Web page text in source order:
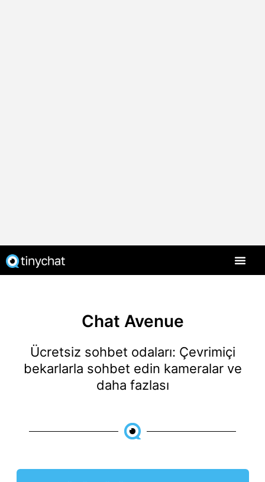
Chat Avenue
Ücretsiz sohbet odaları: Çevrimiçi
bekarlarla sohbet edin kameralar ve
daha fazlası